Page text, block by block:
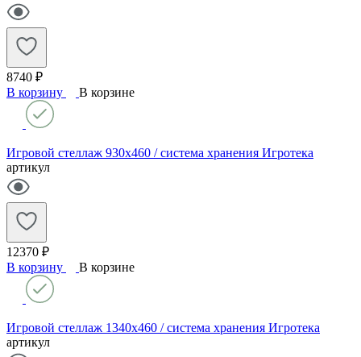
8740 ₽
В корзину
В корзине
Игровой стеллаж 930х460 / система хранения Игротека
артикул
12370 ₽
В корзину
В корзине
Игровой стеллаж 1340х460 / система хранения Игротека
артикул